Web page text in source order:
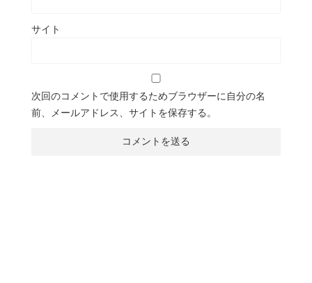
サイト
次回のコメントで使用するためブラウザーに自分の名
前、メールアドレス、サイトを保存する。